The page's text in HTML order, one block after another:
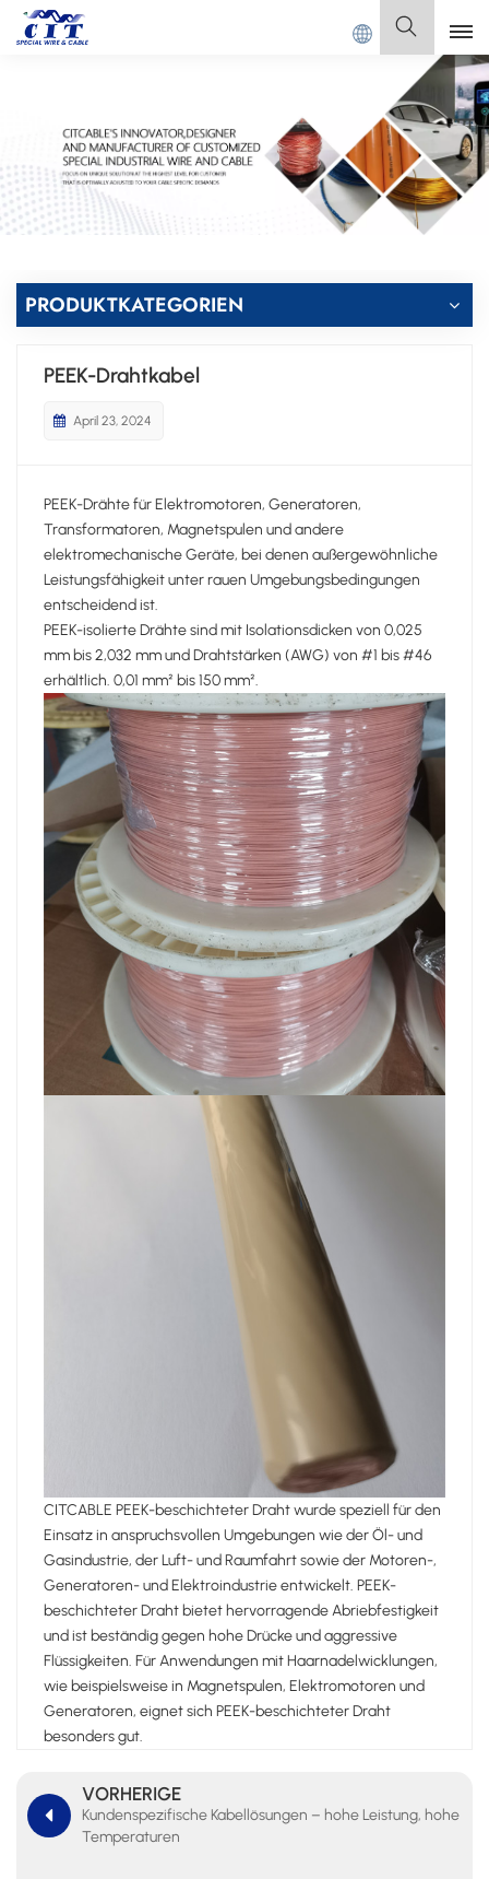
CIT SPECIAL CABLE Co., Ltd. Deutsch
English
Français
Italiano
PRODUKTKATEGORIEN
PEEK-Drahtkabel
April 23, 2024
PEEK-Drähte für Elektromotoren, Generatoren,
Transformatoren, Magnetspulen und andere
elektromechanische Geräte, bei denen außergewöhnliche
Leistungsfähigkeit unter rauen Umgebungsbedingungen
entscheidend ist.
PEEK-isolierte Drähte sind mit Isolationsdicken von 0,025
mm bis 2,032 mm und Drahtstärken (AWG) von #1 bis #46
erhältlich. 0,01 mm² bis 150 mm².
CITCABLE PEEK-beschichteter Draht wurde speziell für den
Einsatz in anspruchsvollen Umgebungen wie der Öl- und
Gasindustrie, der Luft- und Raumfahrt sowie der Motoren-,
Generatoren- und Elektroindustrie entwickelt. PEEK-
beschichteter Draht bietet hervorragende Abriebfestigkeit
und ist beständig gegen hohe Drücke und aggressive
Flüssigkeiten. Für Anwendungen mit Haarnadelwicklungen,
wie beispielsweise in Magnetspulen, Elektromotoren und
Generatoren, eignet sich PEEK-beschichteter Draht
besonders gut.
VORHERIGE
Kundenspezifische Kabellösungen – hohe Leistung, hohe
Temperaturen